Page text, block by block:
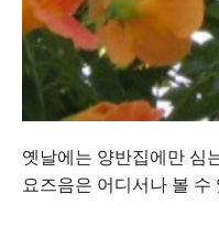
옛날에는 양반집에만 심
요즈음은 어디서나 볼 수